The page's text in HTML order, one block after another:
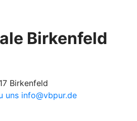
Birkenfeld
Birkenfeld
uns info@vbpur.de